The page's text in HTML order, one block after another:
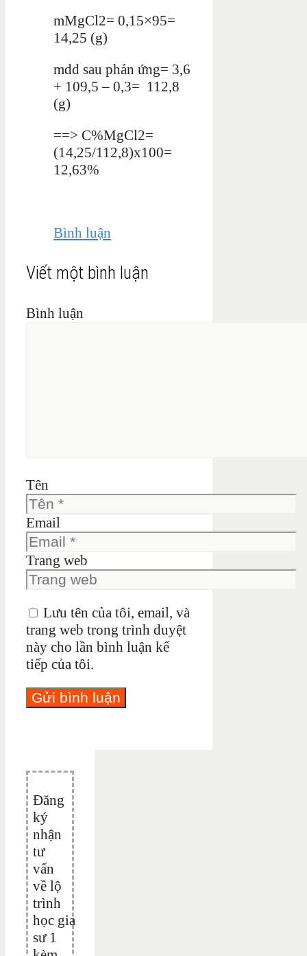
mMgCl2= 0,15×95=
14,25 (g)
mdd sau phản ứng= 3,6
+ 109,5 – 0,3= 112,8
(g)
==> C%MgCl2=
(14,25/112,8)x100=
12,63%
Bình luận
Viết một bình luận
Bình luận
Tên
Email
Trang web
Lưu tên của tôi, email, và
trang web trong trình duyệt
này cho lần bình luận kế
tiếp của tôi.
Đăng
ký
nhận
tư
vấn
về lộ
trình
học gia
sư 1